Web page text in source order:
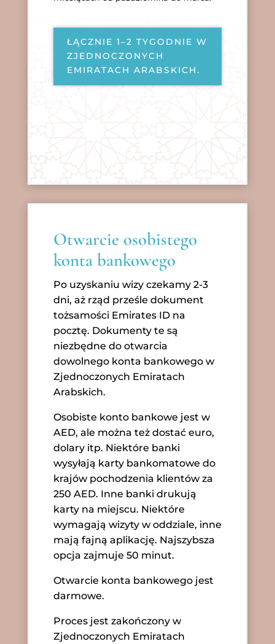
ŁĄCZNIE 1–2 TYGODNIE W
ZJEDNOCZONYCH
EMIRATACH ARABSKICH.
Otwarcie osobistego
konta bankowego
Po uzyskaniu wizy czekamy 2-3
dni, aż rząd prześle dokument
tożsamości Emirates ID na
pocztę. Dokumenty te są
niezbędne do otwarcia
dowolnego konta bankowego w
Zjednoczonych Emiratach
Arabskich.
Osobiste konto bankowe jest w
AED, ale można też dostać euro,
dolary itp. Niektóre banki
wysyłają karty bankomatowe do
krajów pochodzenia klientów za
250 AED. Inne banki drukują
karty na miejscu. Niektóre
wymagają wizyty w oddziale, inne
mają fajną aplikację. Najszybsza
opcja zajmuje 50 minut.
Otwarcie konta bankowego jest
darmowe.
Proces jest zakończony w
Zjednoczonych Emiratach